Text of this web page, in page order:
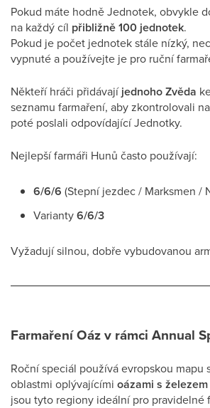
Pokud máte hodně Jednotek, obvykle
na každý cíl přibližně 100 jednotek.
Pokud je počet jednotek stále nízký,
vypnuté a používejte je pro ruční
Někteří hráči přidávajíjednoho Zvěda
seznamu farmaření, aby zkontrolovali
poté poslali odpovídající Jednotky.
Nejlepší farmáři Hunů často používají:
6/6/6 (Stepní jezdec / Marksmen /
Varianty6/6/3
Vyžadují silnou, dobře vybudovanou
Farmaření Oáz v rámci Annual
Roční speciál používá evropskou mapu
oblastmi oplývajícími oázami s
jsou tyto regiony ideální pro pravidelné